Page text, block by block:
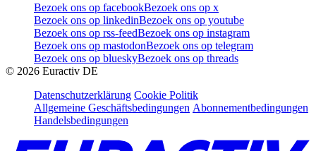
Bezoek ons op facebookBezoek ons op x
Bezoek ons op linkedinBezoek ons op youtube
Bezoek ons op rss-feedBezoek ons op instagram
Bezoek ons op mastodonBezoek ons op telegram
Bezoek ons op blueskyBezoek ons op threads
© 2026 Euractiv DE
Datenschutzerklärung Cookie Politik
Allgemeine Geschäftsbedingungen Abonnementbedingungen
Handelsbedingungen